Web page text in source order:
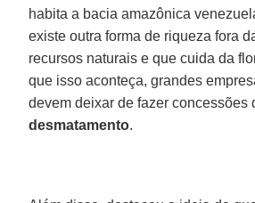
habita a bacia amazônica
existe outra forma de riqueza fora
recursos naturais e que cuida da
que isso aconteça, grandes
devem deixar de fazer concessões
desmatamento.